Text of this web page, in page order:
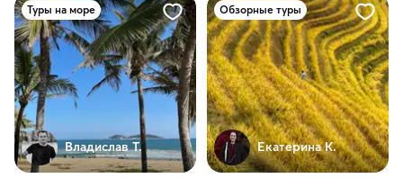
Туры на море
Владислав Т.
Обзорные туры
Екатерина К.